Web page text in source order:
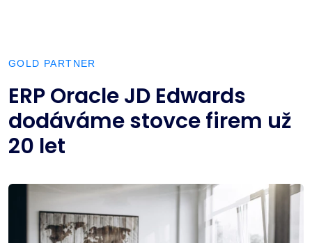
GOLD PARTNER
ERP Oracle JD Edwards
dodáváme stovce firem už
20 let